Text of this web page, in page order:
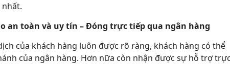
an toàn và uy tín – Đóng trực tiếp qua ngân hàng
của khách hàng luôn được rõ ràng, khách hàng có thể
của ngân hàng. Hơn nữa còn nhận được sự hỗ trợ trực